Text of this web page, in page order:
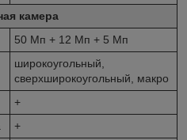
камера
50 Мп + 12 Мп + 5 Мп
широкоугольный,
сверхширокоугольный, макро
+
+